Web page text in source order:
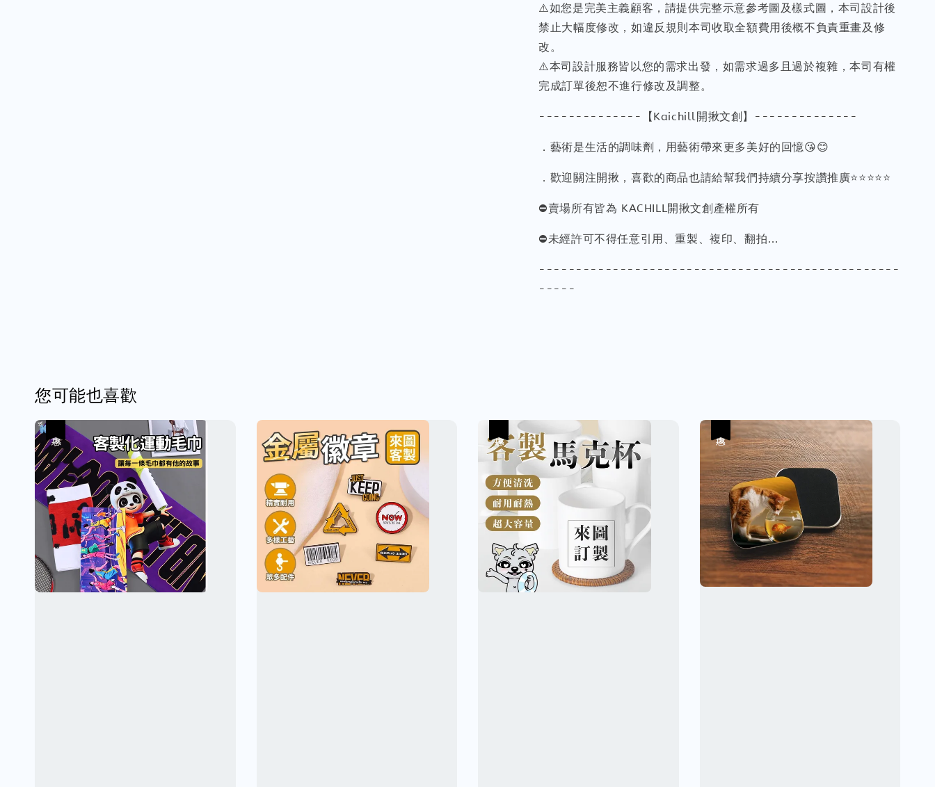
⚠️如您是完美主義顧客，請提供完整示意參考圖及樣式圖，本司設計後
禁止大幅度修改，如違反規則本司收取全額費用後概不負責重畫及修
改。
⚠️本司設計服務皆以您的需求出發，如需求過多且過於複雜，本司有權
完成訂單後恕不進行修改及調整。
--------------【Kaichill開揪文創】--------------
．藝術是生活的調味劑，用藝術帶來更多美好的回憶😘😊
．歡迎關注開揪，喜歡的商品也請給幫我們持續分享按讚推廣⭐⭐⭐⭐⭐
⛔️賣場所有皆為 KACHILL開揪文創產權所有
⛔️未經許可不得任意引用、重製、複印、翻拍…
-------------------------------------------------
-----
您可能也喜歡